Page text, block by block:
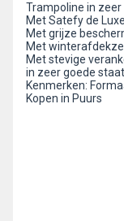
Trampoline in
Met Satefy de
Met grijze
Met
Met stevige
in zeer goede staat
Kenmerken:
Kopen in Puurs